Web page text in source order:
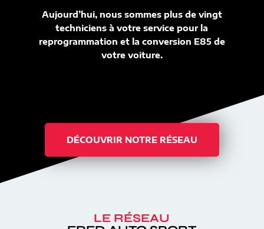
Aujourd’hui, nous sommes plus de vingt
techniciens à votre service pour la
reprogrammation et la conversion E85 de
votre voiture.
DÉCOUVRIR NOTRE RÉSEAU
LE RÉSEAU